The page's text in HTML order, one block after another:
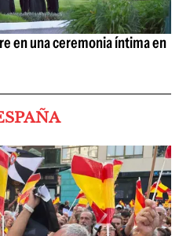
en una ceremonia íntima en